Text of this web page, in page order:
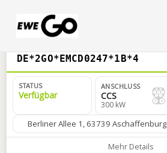
DE*2GO*EMCD0247*1B*4
STATUS
Verfügbar
ANSCHLUSS
CCS
300 kW
Berliner Allee 1, 63739 Aschaffenburg
Mehr Details